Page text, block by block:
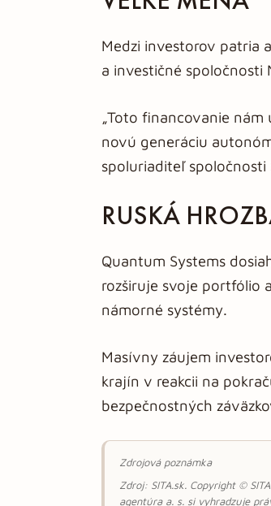
Medzi investorov patria
a investičné spoločnosti
„Toto financovanie
novú generáciu
spoluriaditeľ spoločnosti
RUSKÁ
Quantum Systems
rozširuje svoje portfólio
námorné systémy.
Masívny záujem
krajín v reakcii na
bezpečnostných
Zdrojová poznámka
Zdroj: SITA.sk. Copyright ©
agentúra a. s. si vyhradzuje